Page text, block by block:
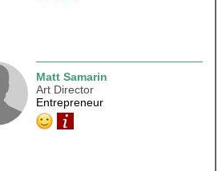
Matt Samarin
Art Director
Entrepreneur